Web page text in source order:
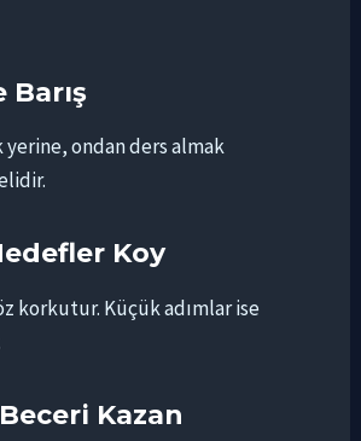
Barış
yerine, ondan ders almak
Koy
korkutur. Küçük adımlar ise
Kazan